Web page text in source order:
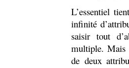
L’essentiel
infinité
saisir tout
multiple. Mais
de deux